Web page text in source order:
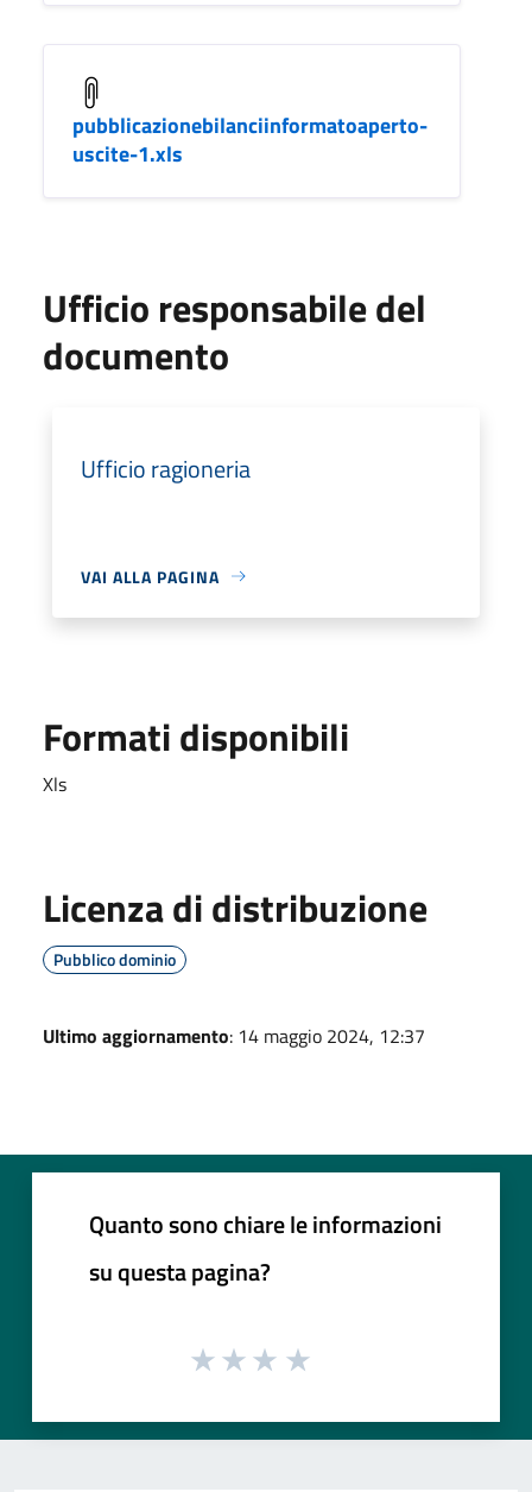
pubblicazionebilanciinformatoaperto-
uscite-1.xls
Ufficio responsabile del
documento
Ufficio ragioneria
VAI ALLA PAGINA
Formati disponibili
Xls
Licenza di distribuzione
Pubblico dominio
Ultimo aggiornamento: 14 maggio 2024, 12:37
Quanto sono chiare le informazioni
su questa pagina?